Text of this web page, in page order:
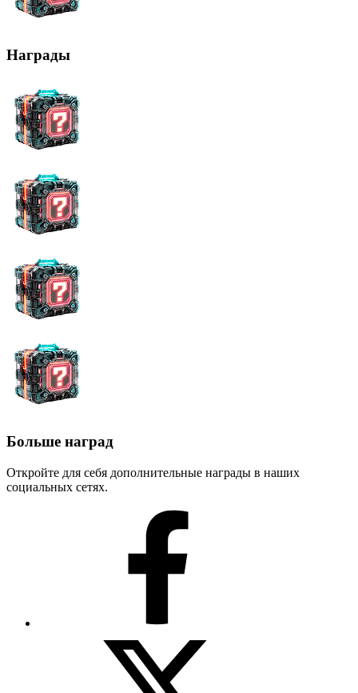
Награды
Больше наград
Откройте для себя дополнительные награды в наших
социальных сетях.